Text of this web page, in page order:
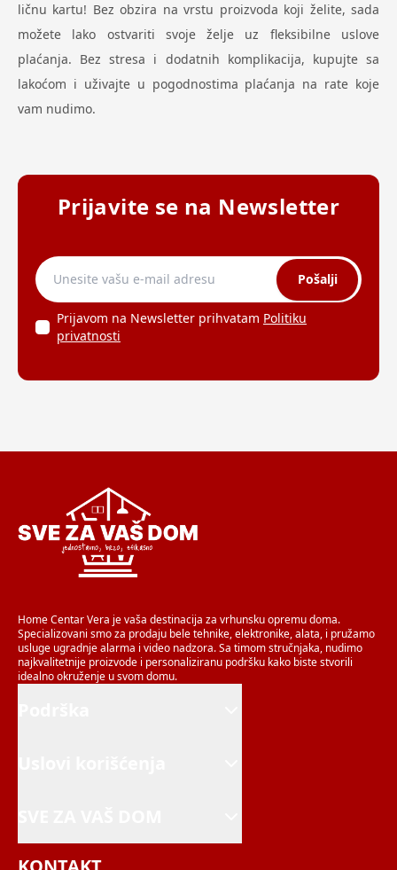
ličnu kartu! Bez obzira na vrstu proizvoda koji želite, sada
možete lako ostvariti svoje želje uz fleksibilne uslove
plaćanja. Bez stresa i dodatnih komplikacija, kupujte sa
lakoćom i uživajte u pogodnostima plaćanja na rate koje
vam nudimo.
Prijavite se na Newsletter
Pošalji
Prijavom na Newsletter prihvatam Politiku
privatnosti
Home Centar Vera je vaša destinacija za vrhunsku opremu doma.
Specializovani smo za prodaju bele tehnike, elektronike, alata, i pružamo
usluge ugradnje alarma i video nadzora. Sa timom stručnjaka, nudimo
najkvalitetnije proizvode i personaliziranu podršku kako biste stvorili
idealno okruženje u svom domu.